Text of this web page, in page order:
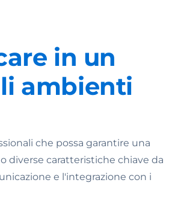
in un
ambienti
che possa garantire una
diverse caratteristiche chiave da
e l'integrazione con i